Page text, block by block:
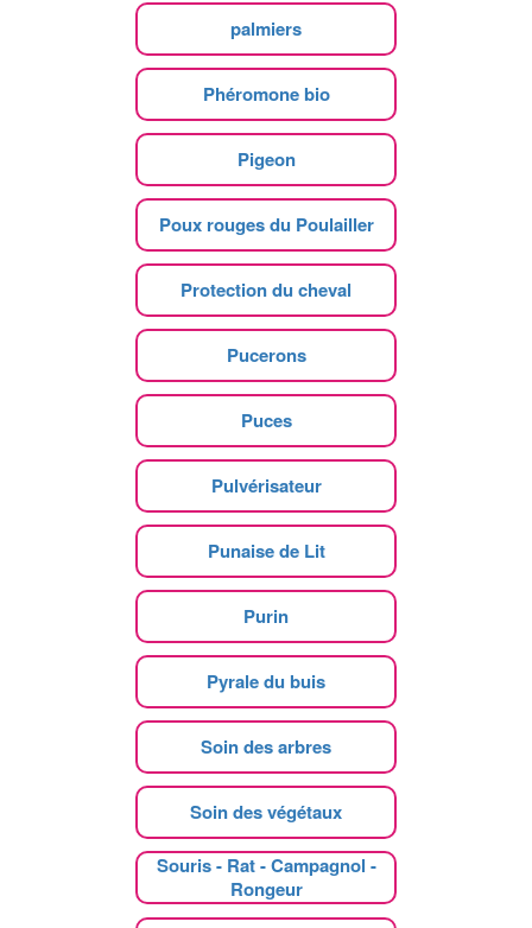
palmiers
Phéromone bio
Pigeon
Poux rouges du Poulailler
Protection du cheval
Pucerons
Puces
Pulvérisateur
Punaise de Lit
Purin
Pyrale du buis
Soin des arbres
Soin des végétaux
Souris - Rat - Campagnol -
Rongeur